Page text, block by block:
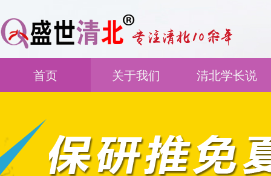
首页 关于我们 清北学长说